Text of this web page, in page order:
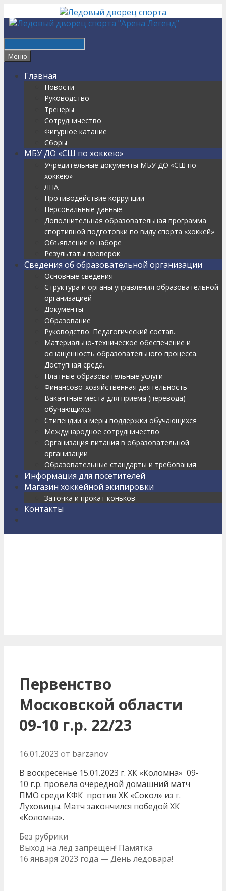
Перейти
Найти
Меню
Главная
Новости
Руководство
Тренеры
Сотрудничество
Фигурное катание
Сборы
МБУ ДО «СШ по хоккею»
Учредительные документы МБУ ДО «СШ по
хоккею»
ЛНА
Противодействие коррупции
Персональные данные
Дополнительная образовательная программа
спортивной подготовки по виду спорта «хоккей»
Объявление о наборе
Результаты проверок
Сведения об образовательной организации
Основные сведения
Структура и органы управления образовательной
организацией
Документы
Образование
Руководство. Педагогический состав.
Материально-техническое обеспечение и
оснащенность образовательного процесса.
Доступная среда.
Платные образовательные услуги
Финансово-хозяйственная деятельность
Вакантные места для приема (перевода)
обучающихся
Стипендии и меры поддержки обучающихся
Международное сотрудничество
Организация питания в образовательной
организации
Образовательные стандарты и требования
Информация для посетителей
Магазин хоккейной экипировки
Заточка и прокат коньков
Контакты
Первенство
Московской области
09-10 г.р. 22/23
16.01.2023 от barzanov
В воскресенье 15.01.2023 г. ХК «Коломна» 09-
10 г.р. провела очередной домашний матч
ПМО среди КФК против ХК «Сокол» из г.
Луховицы. Матч закончился победой ХК
«Коломна».
Рубрики
Без рубрики
Навигация
записи
Выход на лед запрещен! Памятка
16 января 2023 года — День ледовара!